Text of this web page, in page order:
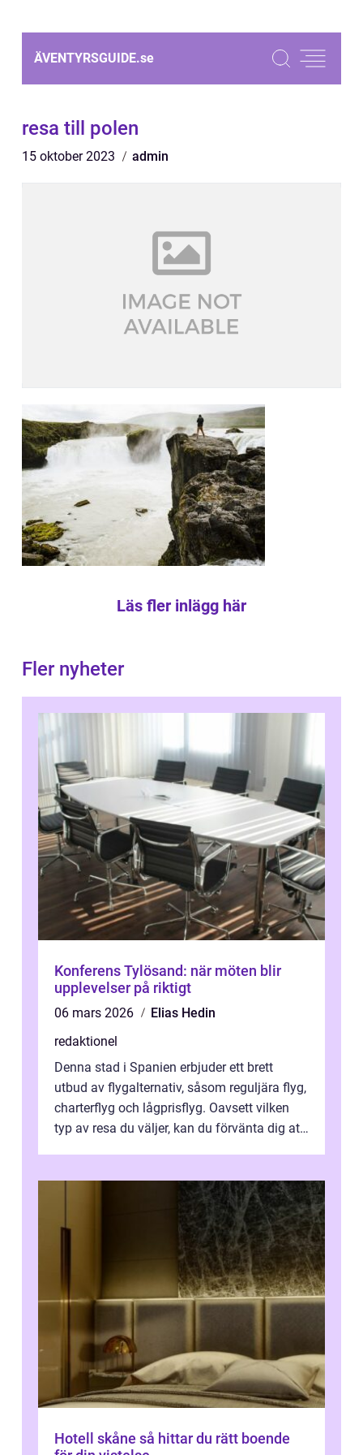
ÄVENTYRSGUIDE.se
resa till polen
15 oktober 2023 admin
Läs fler inlägg här
Fler nyheter
Konferens Tylösand: när möten blir
upplevelser på riktigt
06 mars 2026
Elias Hedin
redaktionel
Denna stad i Spanien erbjuder ett brett
utbud av flygalternativ, såsom reguljära flyg,
charterflyg och lågprisflyg. Oavsett vilken
typ av resa du väljer, kan du förvänta dig att
Hotell skåne så hittar du rätt boende